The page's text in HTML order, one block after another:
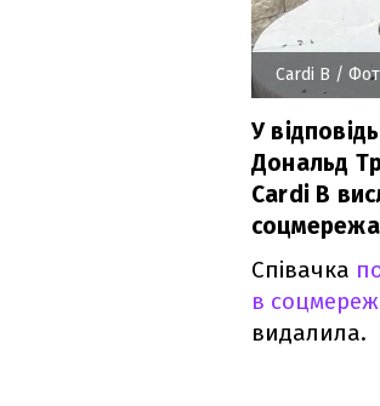
Cardi B /
У
Дональд
Cardi B
Співачка
в
видалила.